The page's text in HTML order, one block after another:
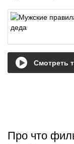
Смотреть
Про что